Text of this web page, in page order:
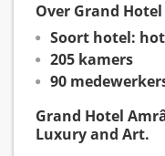
Over Grand
Soort hotel:
205 kamers
90
Grand Hotel
Luxury and Art.